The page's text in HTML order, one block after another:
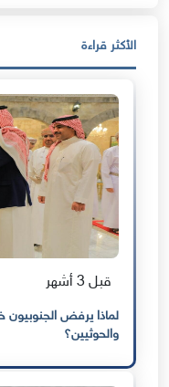
الأكثر قراءة
قبل 3 أشهر
لماذا يرفض الجنوبيون
والحوثيين؟